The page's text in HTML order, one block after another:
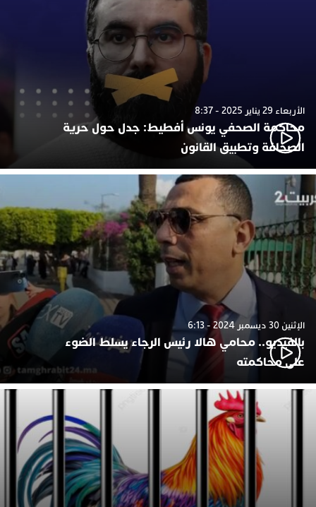
الأربعاء 29 يناير 2025 - 8:37
محاكمة الصحفي يونس أفطيط: جدل حول حرية
الصحافة وتطبيق القانون
الإثنين 30 ديسمبر 2024 - 6:13
بالفيديو.. محامي هالا رئيس الرجاء يسلط الضوء
على محاكمته